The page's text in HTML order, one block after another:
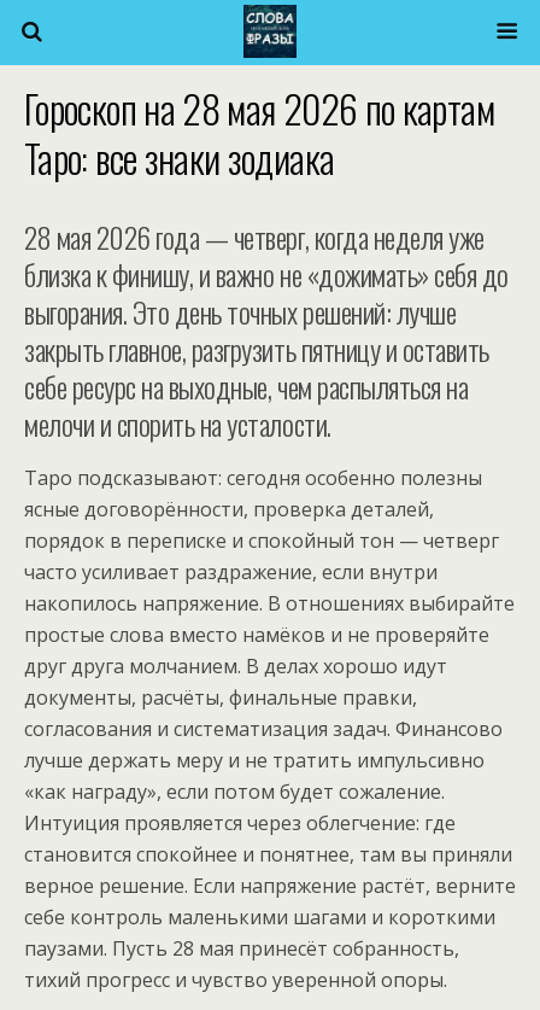
Гороскоп на 28 мая 2026 по картам
Таро: все знаки зодиака
28 мая 2026 года — четверг, когда неделя уже
близка к финишу, и важно не «дожимать» себя до
выгорания. Это день точных решений: лучше
закрыть главное, разгрузить пятницу и оставить
себе ресурс на выходные, чем распыляться на
мелочи и спорить на усталости.
Таро подсказывают: сегодня особенно полезны
ясные договорённости, проверка деталей,
порядок в переписке и спокойный тон — четверг
часто усиливает раздражение, если внутри
накопилось напряжение. В отношениях выбирайте
простые слова вместо намёков и не проверяйте
друг друга молчанием. В делах хорошо идут
документы, расчёты, финальные правки,
согласования и систематизация задач. Финансово
лучше держать меру и не тратить импульсивно
«как награду», если потом будет сожаление.
Интуиция проявляется через облегчение: где
становится спокойнее и понятнее, там вы приняли
верное решение. Если напряжение растёт, верните
себе контроль маленькими шагами и короткими
паузами. Пусть 28 мая принесёт собранность,
тихий прогресс и чувство уверенной опоры.